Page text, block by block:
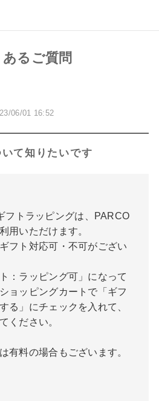
るご質問
06/01 16:52
て知りたいです
フトラッピングは、PARCO
用いただけます。
フト対応可・不可がござい
：ラッピング可」になって
ョッピングカートで「ギフ
る」にチェックを入れて、
ください。
有料の場合もございます。